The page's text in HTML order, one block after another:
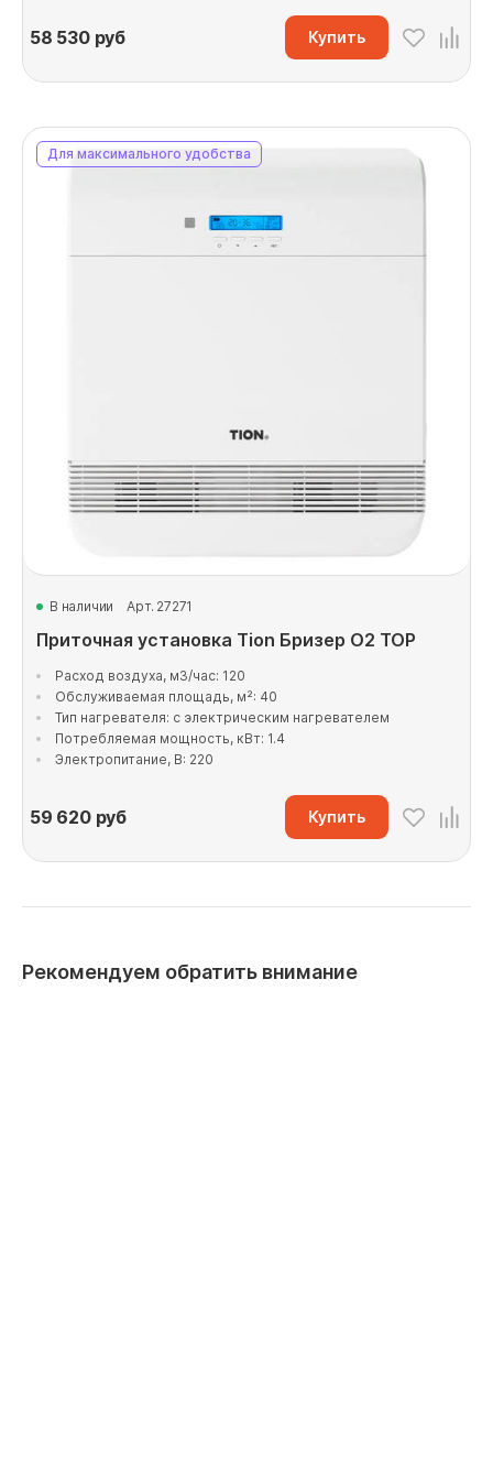
58 530руб Купить
Для максимального удобства
В наличии Арт. 27271
Приточная установка Tion Бризер O2 TOP
Расход воздуха, м3/час: 120
Обслуживаемая площадь, м²: 40
Тип нагревателя: с электрическим нагревателем
Потребляемая мощность, кВт: 1.4
Электропитание, В: 220
59 620руб Купить
Рекомендуем обратить внимание